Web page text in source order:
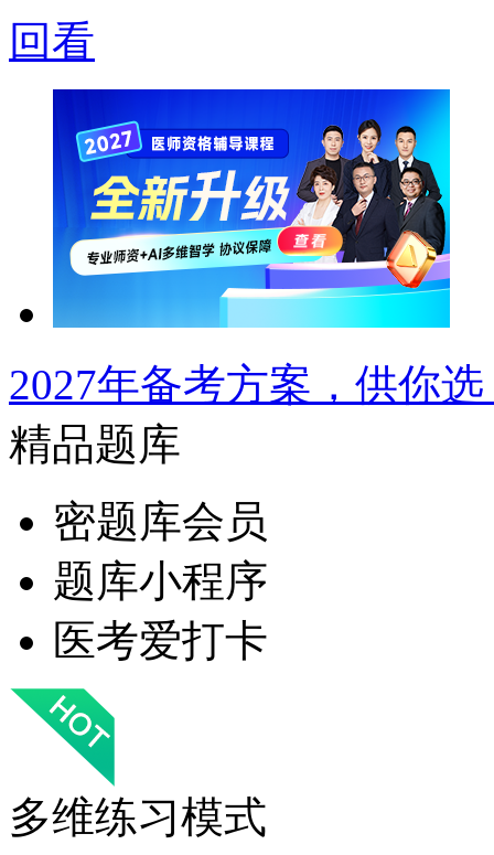
回看
2027年备考方案，供你
精品题库
密题库会员
题库小程序
医考爱打卡
多维练习模式